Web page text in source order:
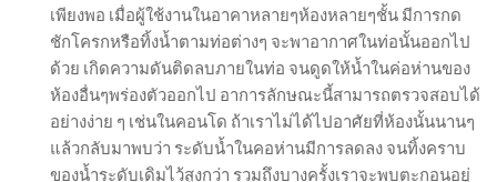
เพียงพอ เมื่อผู้ใช้งานในอาคาหลายๆห้องหลายๆชั้น มีการกด
ชักโครกหรือทิ้งน้ำตามท่อต่างๆ จะพาอากาศในท่อนั้นออกไป
ด้วย เกิดความดันติดลบภายในท่อ จนดูดให้น้ำในค่อห่านของ
ห้องอื่นๆพร่องตัวออกไป อาการลักษณะนี้สามารถตรวจสอบได้
อย่างง่าย ๆ เช่นในคอนโด ถ้าเราไม่ได้ไปอาศัยที่ห้องนั้นนานๆ
แล้วกลับมาพบว่า ระดับน้ำในคอห่านมีการลดลง จนทิ้งคราบ
ของน้ำระดับเดิมไว้สูงกว่า รวมถึงบางครั้งเราจะพบตะกอนอยู่